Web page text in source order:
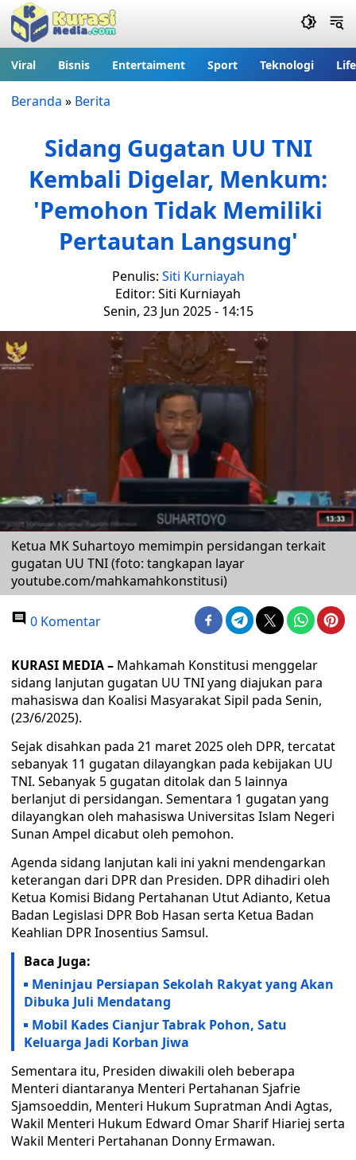
Viral Bisnis Entertaiment Sport Teknologi
Beranda » Berita
Sidang Gugatan UU TNI
Kembali Digelar, Menkum:
'Pemohon Tidak Memiliki
Pertautan Langsung'
Penulis: Siti Kurniayah
Editor: Siti Kurniayah
Senin, 23 Jun 2025 - 14:15
Ketua MK Suhartoyo memimpin persidangan terkait
gugatan UU TNI (foto: tangkapan layar
youtube.com/mahkamahkonstitusi)
0 Komentar
KURASI MEDIA – Mahkamah Konstitusi menggelar
sidang lanjutan gugatan UU TNI yang diajukan para
mahasiswa dan Koalisi Masyarakat Sipil pada Senin,
(23/6/2025).
Sejak disahkan pada 21 maret 2025 oleh DPR, tercatat
sebanyak 11 gugatan dilayangkan pada kebijakan UU
TNI. Sebanyak 5 gugatan ditolak dan 5 lainnya
berlanjut di persidangan. Sementara 1 gugatan yang
dilayangkan oleh mahasiswa Universitas Islam Negeri
Sunan Ampel dicabut oleh pemohon.
Agenda sidang lanjutan kali ini yakni mendengarkan
keterangan dari DPR dan Presiden. DPR dihadiri oleh
Ketua Komisi Bidang Pertahanan Utut Adianto, Ketua
Badan Legislasi DPR Bob Hasan serta Ketua Badan
Keahlian DPR Inosentius Samsul.
Baca Juga:
Meninjau Persiapan Sekolah Rakyat yang Akan
Dibuka Juli Mendatang
Mobil Kades Cianjur Tabrak Pohon, Satu
Keluarga Jadi Korban Jiwa
Sementara itu, Presiden diwakili oleh beberapa
Menteri diantaranya Menteri Pertahanan Sjafrie
Sjamsoeddin, Menteri Hukum Supratman Andi Agtas,
Wakil Menteri Hukum Edward Omar Sharif Hiariej serta
Wakil Menteri Pertahanan Donny Ermawan.